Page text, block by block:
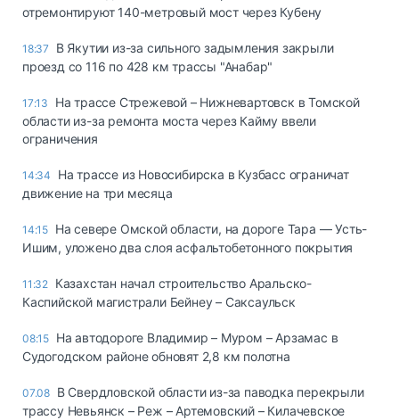
отремонтируют 140-метровый мост через Кубену
18:37
В Якутии из-за сильного задымления закрыли
проезд со 116 по 428 км трассы "Анабар"
17:13
На трассе Стрежевой – Нижневартовск в Томской
области из-за ремонта моста через Кайму ввели
ограничения
14:34
На трассе из Новосибирска в Кузбасс ограничат
движение на три месяца
14:15 На севере Омской области, на дороге Тара — Усть-
Ишим, уложено два слоя асфальтобетонного покрытия
11:32 Казахстан начал строительство Аральско-
Каспийской магистрали Бейнеу – Саксаульск
08:15 На автодороге Владимир – Муром – Арзамас в
Судогодском районе обновят 2,8 км полотна
07.08 В Свердловской области из-за паводка перекрыли
трассу Невьянск – Реж – Артемовский – Килачевское